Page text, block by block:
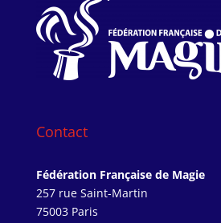
Contact
Fédération Française de Magie
257 rue Saint-Martin
75003 Paris